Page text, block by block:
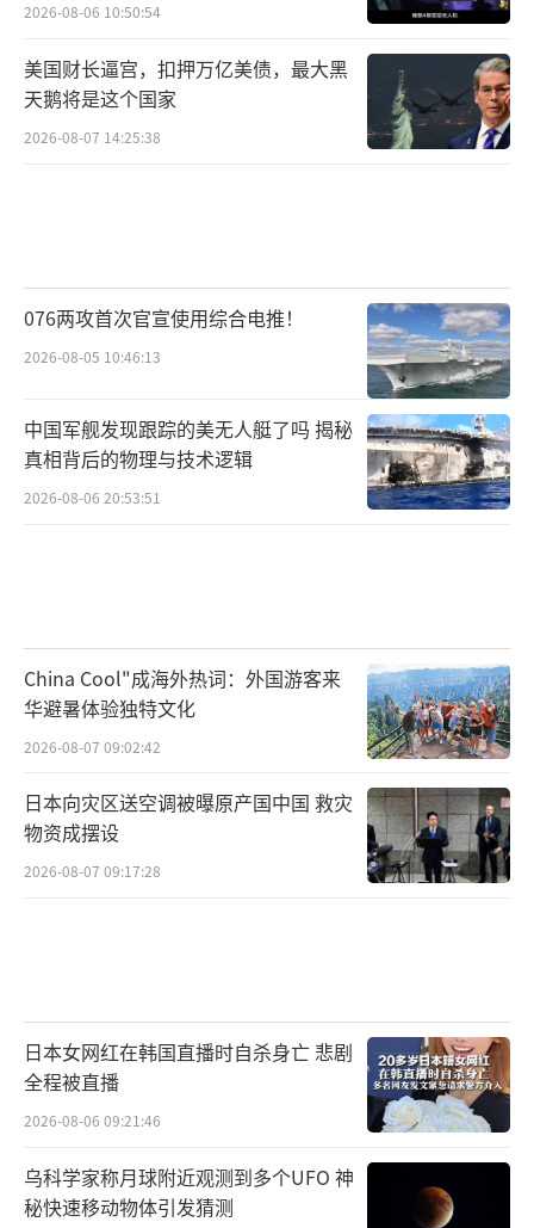
2026-08-06 10:50:54
美国财长逼宫，扣押万亿美债，最大黑
天鹅将是这个国家
2026-08-07 14:25:38
076两攻首次官宣使用综合电推！
2026-08-05 10:46:13
中国军舰发现跟踪的美无人艇了吗 揭秘
真相背后的物理与技术逻辑
2026-08-06 20:53:51
China Cool"成海外热词：外国游客来
华避暑体验独特文化
2026-08-07 09:02:42
日本向灾区送空调被曝原产国中国 救灾
物资成摆设
2026-08-07 09:17:28
日本女网红在韩国直播时自杀身亡 悲剧
全程被直播
2026-08-06 09:21:46
乌科学家称月球附近观测到多个UFO 神
秘快速移动物体引发猜测